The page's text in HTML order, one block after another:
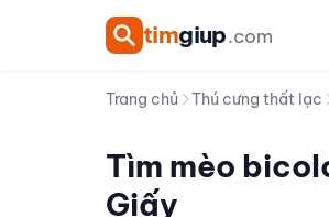
timgiup.com
Trang chủ Thú cưng thất lạc
Tìm mèo
Giấy